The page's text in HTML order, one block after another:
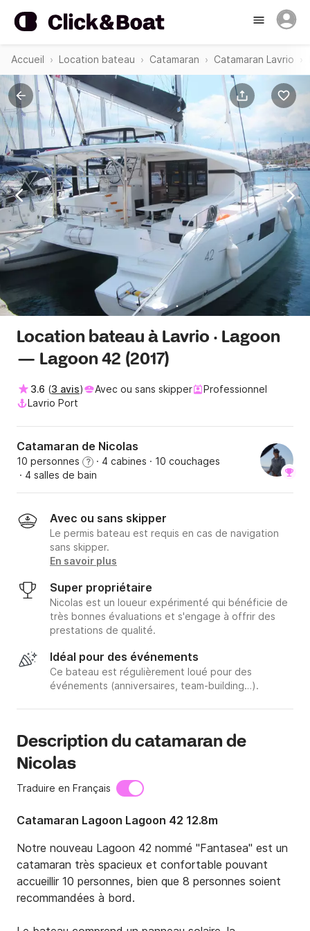
Accueil Location bateau Catamaran Catamaran Lavrio
Location bateau à Lavrio · Lagoon
— Lagoon 42 (2017)
3.6 (3 avis) Avec ou sans skipper
Professionnel
Lavrio Port
Catamaran de Nicolas
10 personnes ? · 4 cabines · 10 couchages
· 4 salles de bain
Avec ou sans skipper
Le permis bateau est requis en cas de navigation
sans skipper.
En savoir plus
Super propriétaire
Nicolas est un loueur expérimenté qui bénéficie de
très bonnes évaluations et s'engage à offrir des
prestations de qualité.
Idéal pour des événements
Ce bateau est régulièrement loué pour des
événements (anniversaires, team-building…).
Description du catamaran de
Nicolas
Traduire en Français
Catamaran Lagoon Lagoon 42 12.8m
Notre nouveau Lagoon 42 nommé "Fantasea" est un
catamaran très spacieux et confortable pouvant
accueillir 10 personnes, bien que 8 personnes soient
recommandées à bord.